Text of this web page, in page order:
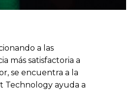
a las
más satisfactoria a
se encuentra a la
Technology ayuda a